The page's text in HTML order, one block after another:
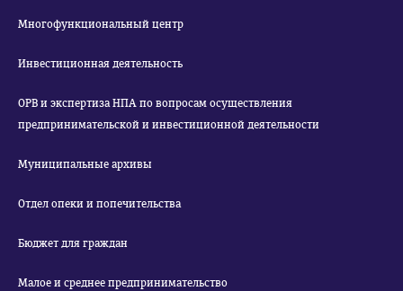
Многофункциональный центр
Инвестиционная деятельность
ОРВ и экспертиза НПА по вопросам осуществления
предпринимательской и инвестиционной деятельности
Муниципальные архивы
Отдел опеки и попечительства
Бюджет для граждан
Малое и среднее предпринимательство